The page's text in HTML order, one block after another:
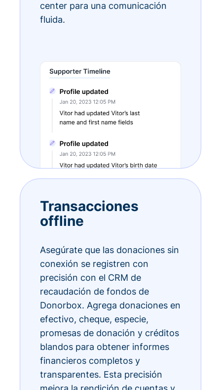
center para una comunicación
fluida.
Transacciones
offline
Asegúrate que las donaciones sin
conexión se registren con
precisión con el CRM de
recaudación de fondos de
Donorbox. Agrega donaciones en
efectivo, cheque, especie,
promesas de donación y créditos
blandos para obtener informes
financieros completos y
transparentes. Esta precisión